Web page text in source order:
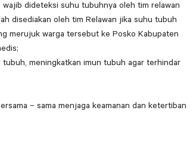
dideteksi suhu tubuhnya oleh tim relawan
disediakan oleh tim Relawan jika suhu tubuh
merujuk warga tersebut ke Posko Kabupaten
meningkatkan imun tubuh agar terhindar
– sama menjaga keamanan dan ketertiban